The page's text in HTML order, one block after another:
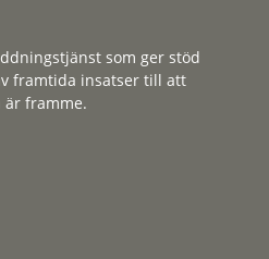
som ger stöd
framtida insatser till att
framme.